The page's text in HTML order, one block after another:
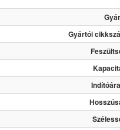
Gyártói